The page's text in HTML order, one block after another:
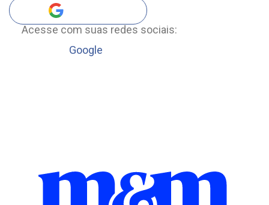
Acesse com suas redes sociais:
Google